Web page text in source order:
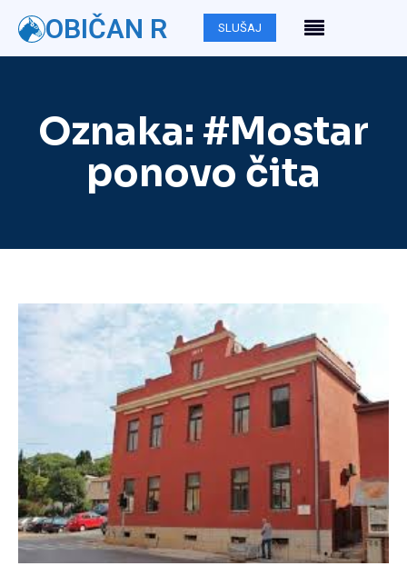
OBIČAN R SLUŠAJ
Oznaka: #Mostar
ponovo čita